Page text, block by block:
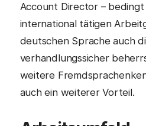
Account Director –
international tätigen
deutschen Sprache auch
verhandlungssicher
weitere
auch ein weiterer Vorteil.